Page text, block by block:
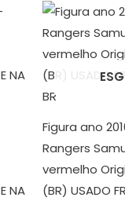
NA
Figura ano
Rangers
vermelho
(BR) USADO